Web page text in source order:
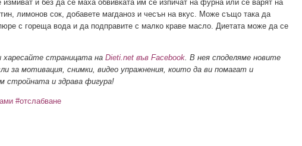
измиват и без да се маха обвивката им се изпичат на фурна или се варят на
лимонов сок, добавете магданоз и чесън на вкус. Може също така да
с гореща вода и да подправите с малко краве масло. Диетата може да се
харесайте страницата на Dieti.net във Facebook. В нея споделяме новите
за мотивация, снимки, видео упражнения, които да ви помагат и
стройната и здрава фигура!
#отслабване